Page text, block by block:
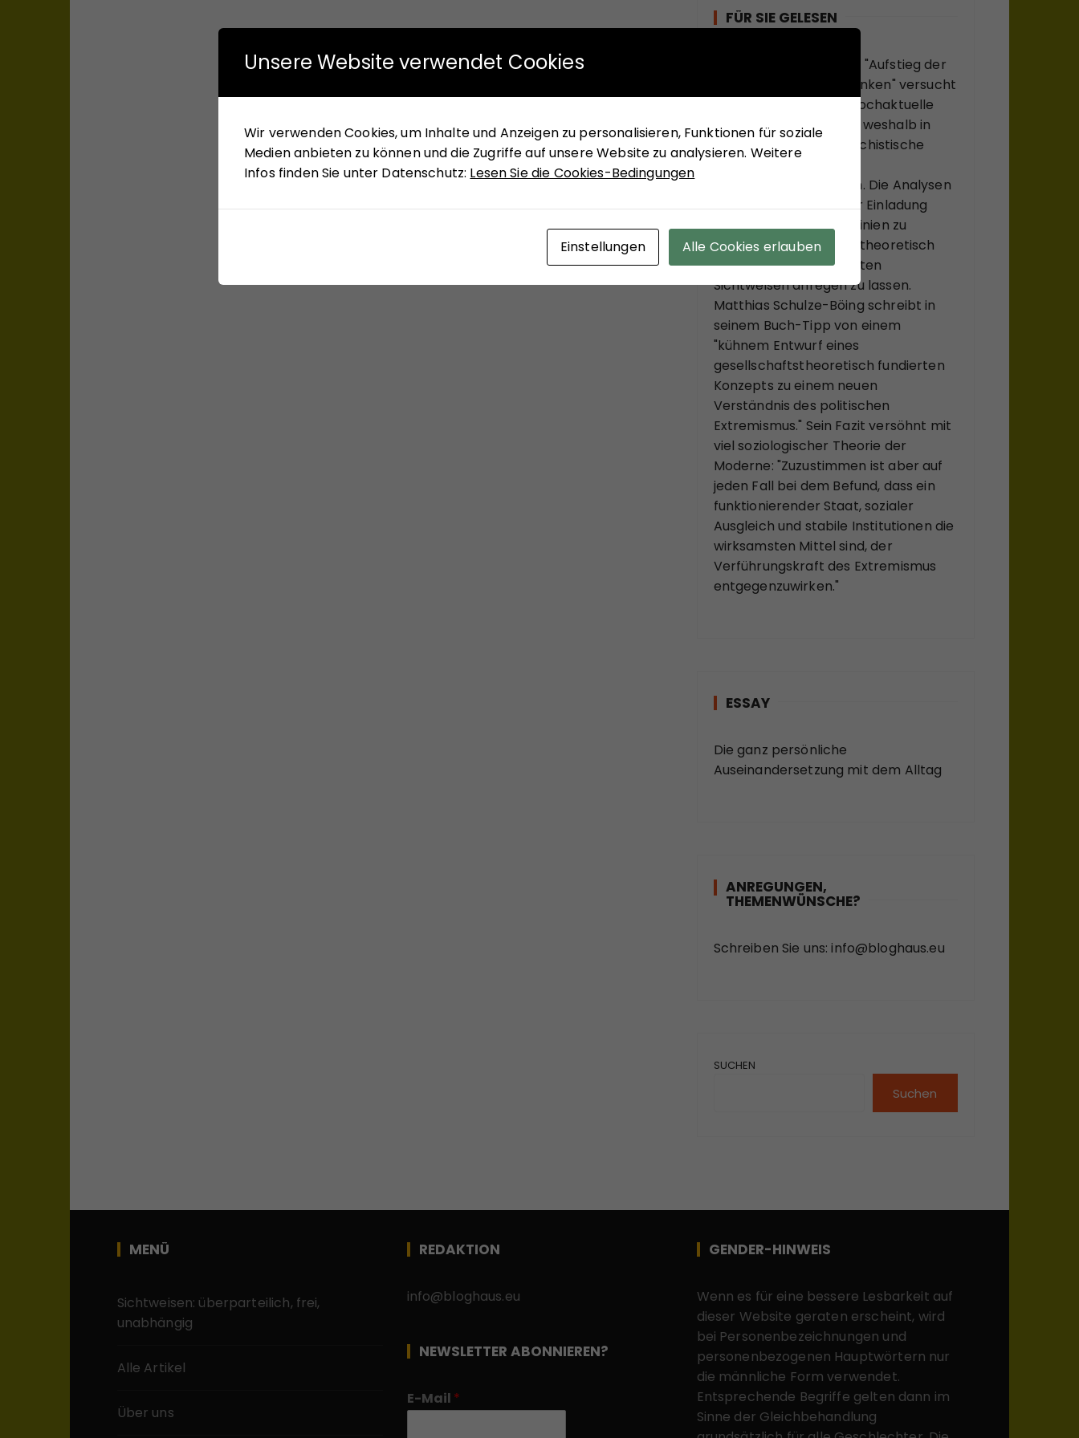
FÜR SIE GELESEN
Mit seinem neuen Buch "Aufstieg der
Rechten, Abstieg der Linken" versucht
Hans-Jürgen Arlt die hochaktuelle
Frage zu beantworten, weshalb in
modernen Ländern faschistische
Anziehungskraft haben. Die Analysen
des Buches sollen einer Einladung
sein, bekannte Diskurslinien zu
verlassen, sich, systemtheoretisch
inspiriert, zu ungewohnten
Sichtweisen anregen zu lassen.
Matthias Schulze-Böing schreibt in
seinem Buch-Tipp von einem
"kühnem Entwurf eines
gesellschaftstheoretisch fundierten
Konzepts zu einem neuen
Verständnis des politischen
Extremismus." Sein Fazit versöhnt mit
viel soziologischer Theorie der
Moderne: "Zuzustimmen ist aber auf
jeden Fall bei dem Befund, dass ein
funktionierender Staat, sozialer
Ausgleich und stabile Institutionen die
wirksamsten Mittel sind, der
Verführungskraft des Extremismus
entgegenzuwirken."
ESSAY
Die ganz persönliche
Auseinandersetzung mit dem Alltag
ANREGUNGEN,
THEMENWÜNSCHE?
Schreiben Sie uns: info@bloghaus.eu
SUCHEN
Suchen
MENÜ
Sichtweisen: überparteilich, frei,
unabhängig
Alle Artikel
Über uns
REDAKTION
info@bloghaus.eu
NEWSLETTER ABONNIEREN?
E-Mail *
GENDER-HINWEIS
Wenn es für eine bessere Lesbarkeit auf
dieser Website geraten erscheint, wird
bei Personenbezeichnungen und
personenbezogenen Hauptwörtern nur
die männliche Form verwendet.
Entsprechende Begriffe gelten dann im
Sinne der Gleichbehandlung
Unsere Website verwendet Cookies
Wir verwenden Cookies, um Inhalte und Anzeigen zu personalisieren, Funktionen für soziale
Medien anbieten zu können und die Zugriffe auf unsere Website zu analysieren. Weitere
Infos finden Sie unter Datenschutz: Lesen Sie die Cookies-Bedingungen
Einstellungen Alle Cookies erlauben